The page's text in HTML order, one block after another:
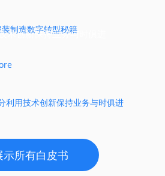
术创新保持业务与时俱进
示所有白皮书